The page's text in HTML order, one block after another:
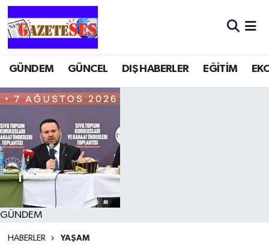
GÜNDEM GÜNCEL DIŞ HABERLER EĞİTİM
GÜNDEM
HABERLER YAŞAM